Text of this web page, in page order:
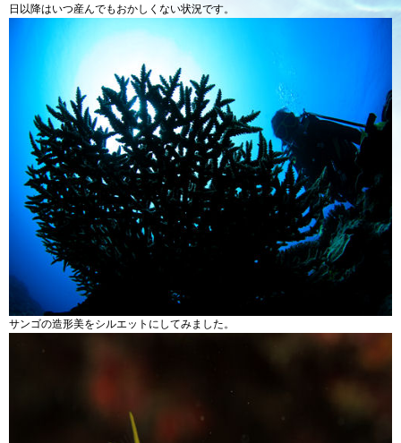
日以降はいつ産んでもおかしくない状況です。
サンゴの造形美をシルエットにしてみました。